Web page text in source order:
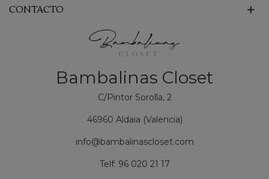
CONTACTO
Bambalinas Closet
C/Pintor Sorolla, 2
46960 Aldaia (Valencia)
info@bambalinascloset.com
Telf: 96 020 21 17